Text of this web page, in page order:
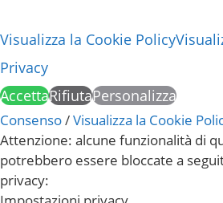
Visualizza la Cookie Policy
Privacy
AccettaRifiutaPersonalizza
Consenso/Visualizza la Cookie
Attenzione: alcune funzionalità di
potrebbero essere bloccate a
privacy: